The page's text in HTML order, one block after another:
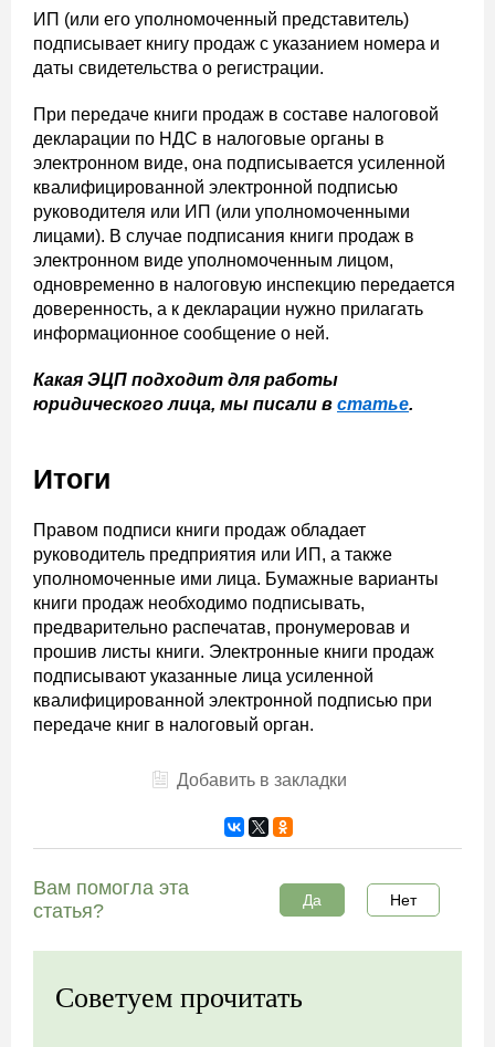
ИП (или его уполномоченный представитель)
подписывает книгу продаж с указанием номера и
даты свидетельства о регистрации.
При передаче книги продаж в составе налоговой
декларации по НДС в налоговые органы в
электронном виде, она подписывается усиленной
квалифицированной электронной подписью
руководителя или ИП (или уполномоченными
лицами). В случае подписания книги продаж в
электронном виде уполномоченным лицом,
одновременно в налоговую инспекцию передается
доверенность, а к декларации нужно прилагать
информационное сообщение о ней.
Какая ЭЦП подходит для работы
юридического лица, мы писали в статье.
Итоги
Правом подписи книги продаж обладает
руководитель предприятия или ИП, а также
уполномоченные ими лица. Бумажные варианты
книги продаж необходимо подписывать,
предварительно распечатав, пронумеровав и
прошив листы книги. Электронные книги продаж
подписывают указанные лица усиленной
квалифицированной электронной подписью при
передаче книг в налоговый орган.
Добавить в закладки
Вам помогла эта
статья?
Да Нет
Советуем прочитать